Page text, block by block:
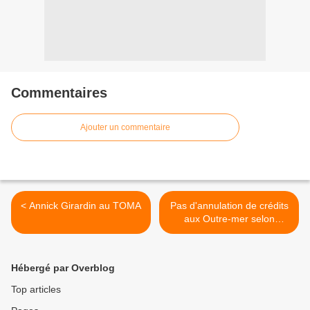
Commentaires
Ajouter un commentaire
< Annick Girardin au TOMA
Pas d'annulation de crédits
aux Outre-mer selon
Gérard Darmanin >
Hébergé par Overblog
Top articles